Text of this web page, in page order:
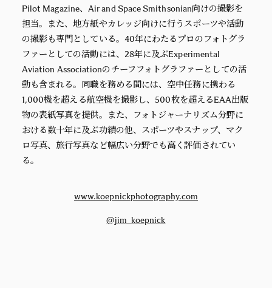
Pilot Magazine、Air and Space Smithsonian向けの撮影を
担当。また、地方紙やカレッジ向けに行うスポーツや活動
の撮影も専門としている。40年にわたるプロのフォトグラ
ファーとしての活動には、28年に及ぶExperimental
Aviation Associationのチーフフォトグラファーとしての活
動も含まれる。同職を務める間には、空中任務に携わる
1,000機を超える航空機を撮影し、500枚を超えるEAA出版
物の表紙写真を提供。また、フォトジャーナリズム分野に
おける数十年に及ぶ功績の他、スポーツやスナップ、マク
ロ写真、旅行写真など幅広い分野でも高く評価されてい
る。
www.koepnickphotography.com
@jim_koepnick